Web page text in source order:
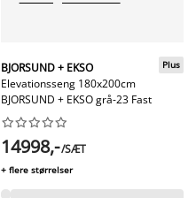
BJORSUND + EKSO
Elevationsseng 180x200cm
BJORSUND + EKSO grå-23 Fast
Plus






14998,-/SÆT
+ flere størrelser